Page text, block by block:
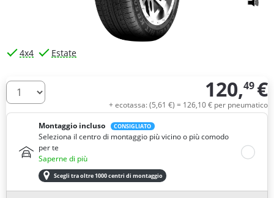
4x4 Estate
Quantità 120,49 €
+ ecotassa: (5,61 €) = 126,10€ per pneumatico
Montaggio incluso
CONSIGLIATO
Seleziona il centro di montaggio più vicino o più comodo
per te
Saperne di più
Scegli tra oltre 1000 centri di montaggio